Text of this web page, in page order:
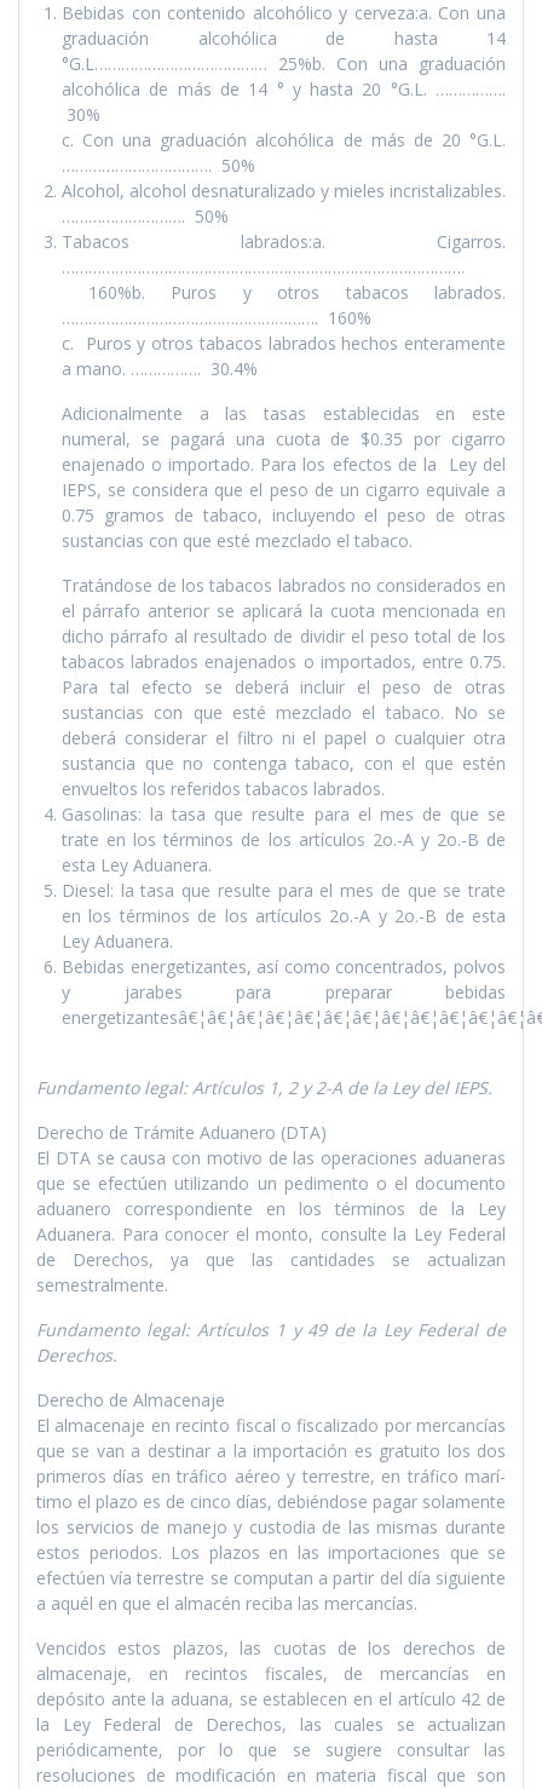
Bebidas con contenido alcohólico y cerveza:a. Con una
graduación alcohólica de hasta 14
°G.L………………………………… 25%b. Con una graduación
alcohólica de más de 14 ° y hasta 20 °G.L. …………….
30%
c. Con una graduación alcohólica de más de 20 °G.L.
……………………………. 50%
Alcohol, alcohol desnaturalizado y mieles incristalizables.
………………………. 50%
Tabacos labrados:a. Cigarros.
……………………………………………………………………………….
160%b. Puros y otros tabacos labrados.
…………………………………………………. 160%
c. Puros y otros tabacos labrados hechos enteramente
a mano. ……………. 30.4%
Adicionalmente a las tasas establecidas en este
numeral, se pagará una cuota de $0.35 por cigarro
enajenado o importado. Para los efectos de la Ley del
IEPS, se considera que el peso de un cigarro equivale a
0.75 gramos de tabaco, incluyendo el peso de otras
sustancias con que esté mezclado el tabaco.
Tratándose de los tabacos labrados no considerados en
el párrafo anterior se aplicará la cuota mencionada en
dicho párrafo al resultado de dividir el peso total de los
tabacos labrados enajenados o importados, entre 0.75.
Para tal efecto se deberá incluir el peso de otras
sustancias con que esté mezclado el tabaco. No se
deberá considerar el filtro ni el papel o cualquier otra
sustancia que no contenga tabaco, con el que estén
envueltos los referidos tabacos labrados.
Gasolinas: la tasa que resulte para el mes de que se
trate en los términos de los artí­culos 2o.-A y 2o.-B de
esta Ley Aduanera.
Diesel: la tasa que resulte para el mes de que se trate
en los términos de los artí­culos 2o.-A y 2o.-B de esta
Ley Aduanera.
Bebidas energetizantes, así­ como concentrados, polvos
y jarabes para preparar bebidas
Fundamento legal: Artí­culos 1, 2 y 2-A de la Ley del IEPS.
Derecho de Trámite Aduanero (DTA)
El DTA se causa con motivo de las operaciones aduaneras
que se efectúen utilizando un pedimento o el documento
aduanero correspondiente en los términos de la Ley
Aduanera. Para conocer el monto, consulte la Ley Federal
de Derechos, ya que las cantidades se actualizan
semestralmente.
Fundamento legal: Artí­culos 1 y 49 de la Ley Federal de
Derechos.
Derecho de Almacenaje
El almacenaje en recinto fiscal o fiscalizado por mercancí­as
que se van a destinar a la importación es gratuito los dos
primeros dí­as en tráfico aéreo y terrestre, en tráfico marí­
timo el plazo es de cinco dí­as, debiéndose pagar solamente
los servicios de manejo y custodia de las mismas durante
estos periodos. Los plazos en las importaciones que se
efectúen ví­a terrestre se computan a partir del dí­a siguiente
a aquél en que el almacén reciba las mercancí­as.
Vencidos estos plazos, las cuotas de los derechos de
almacenaje, en recintos fiscales, de mercancí­as en
depósito ante la aduana, se establecen en el artí­culo 42 de
la Ley Federal de Derechos, las cuales se actualizan
periódicamente, por lo que se sugiere consultar las
resoluciones de modificación en materia fiscal que son